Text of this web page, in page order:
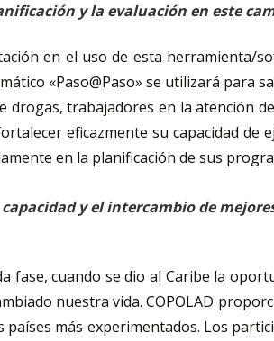
y la evaluación en este
en el uso de esta herramienta/
«Paso@Paso» se utilizará para
trabajadores en la atención
eficazmente su capacidad
en la planificación de sus
y el intercambio de
fase, cuando se dio al Caribe la
nuestra vida. COPOLAD
más experimentados. Los